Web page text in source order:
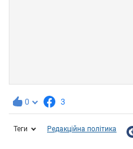
0 3
Теги Редакційна політика